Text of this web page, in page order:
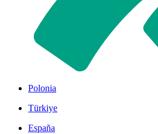
Polonia
Türkiye
España